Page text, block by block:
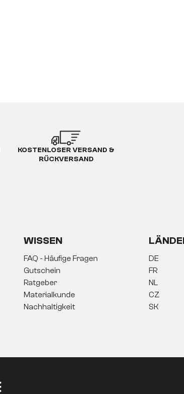
KOSTENLOSER VERSAND &
RÜCKVERSAND
WISSEN
FAQ - Häufige Fragen
Gutschein
Ratgeber
Materialkunde
Nachhaltigkeit
DE
FR
NL
CZ
SK